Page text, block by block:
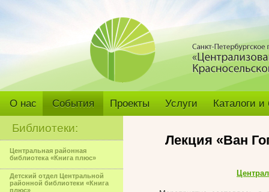
О нас События Проекты Услуги Каталоги
Библиотеки:
Центральная районная
библиотека «Книга плюс»
Детский отдел Центральной
районной библиотеки «Книга
плюс»
Лекция «Ван